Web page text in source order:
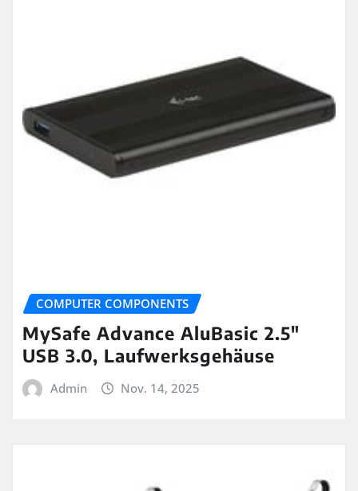
COMPUTER COMPONENTS
MySafe Advance AluBasic 2.5″
USB 3.0, Laufwerksgehäuse
Admin Nov. 14, 2025